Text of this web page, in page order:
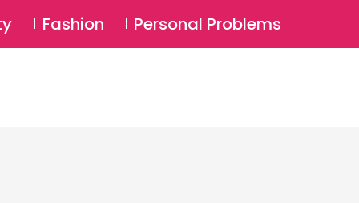
Login ⚲
Fashion Personal Problems